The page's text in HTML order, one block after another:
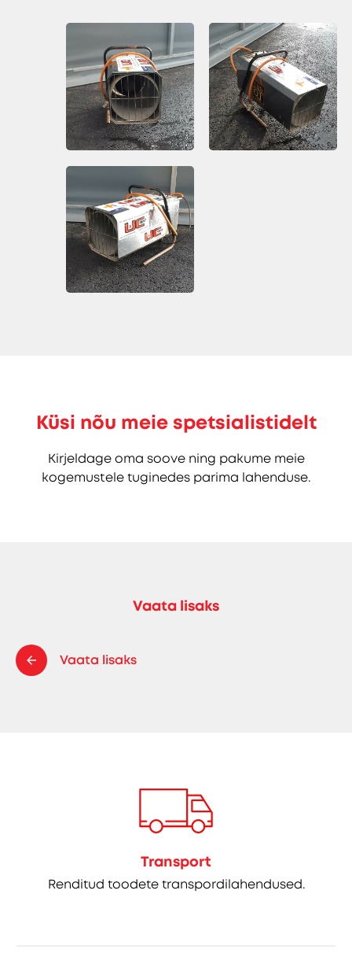
Küsi nõu meie spetsialistidelt
Kirjeldage oma soove ning pakume meie
kogemustele tuginedes parima lahenduse.
Vaata lisaks
Vaata lisaks
Transport
Renditud toodete transpordilahendused.